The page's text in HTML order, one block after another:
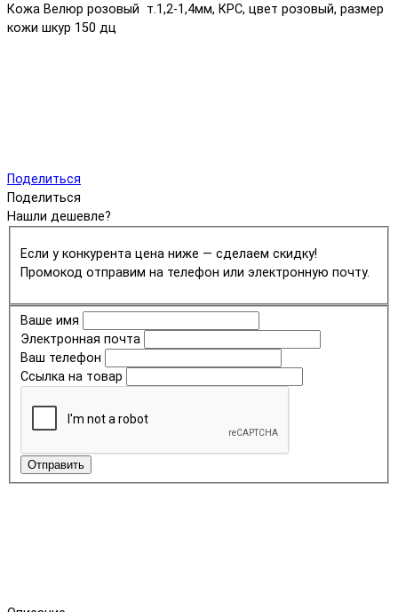
Кожа Велюр розовый т.1,2-1,4мм, КРС, цвет розовый, размер
кожи шкур 150 дц
Поделиться
Поделиться
Нашли дешевле?
Если у конкурента цена ниже — сделаем скидку!
Промокод отправим на телефон или электронную почту.
Ваше имя
Электронная почта
Ваш телефон
Ссылка на товар
Отправить